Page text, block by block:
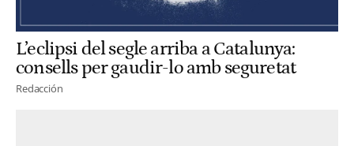
L’eclipsi del segle arriba a Catalunya:
consells per gaudir-lo amb seguretat
Redacción